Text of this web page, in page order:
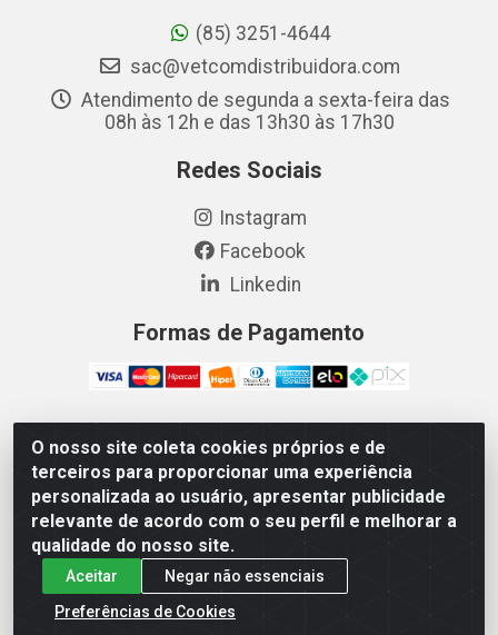
O nosso site coleta cookies próprios e de
terceiros para proporcionar uma experiência
personalizada ao usuário, apresentar publicidade
relevante de acordo com o seu perfil e melhorar a
qualidade do nosso site.
Aceitar
Negar não essenciais
Preferências de Cookies
(85) 3251-4644
sac@vetcomdistribuidora.com
Atendimento de segunda a sexta-feira das
08h às 12h e das 13h30 às 17h30
Redes Sociais
Instagram
Facebook
Linkedin
Formas de Pagamento
Vetcom Distribuidora de Rações LTDA - Rua Maximiano
Barreto, 1040 - Barroso, Fortaleza/CE - CEP 60.863-260
- CNPJ 26.133.872/0001-11